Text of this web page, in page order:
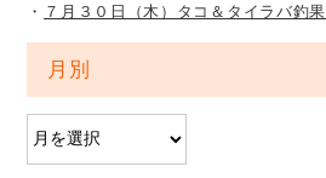
７月３０日（木）タコ＆タイラバ釣果
月別